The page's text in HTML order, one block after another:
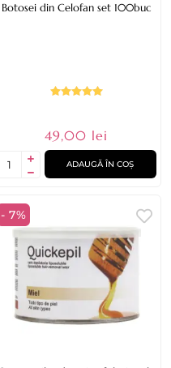
Botosei din Celofan set 100buc
49,00 lei
ADAUGĂ ÎN COȘ
- 7%